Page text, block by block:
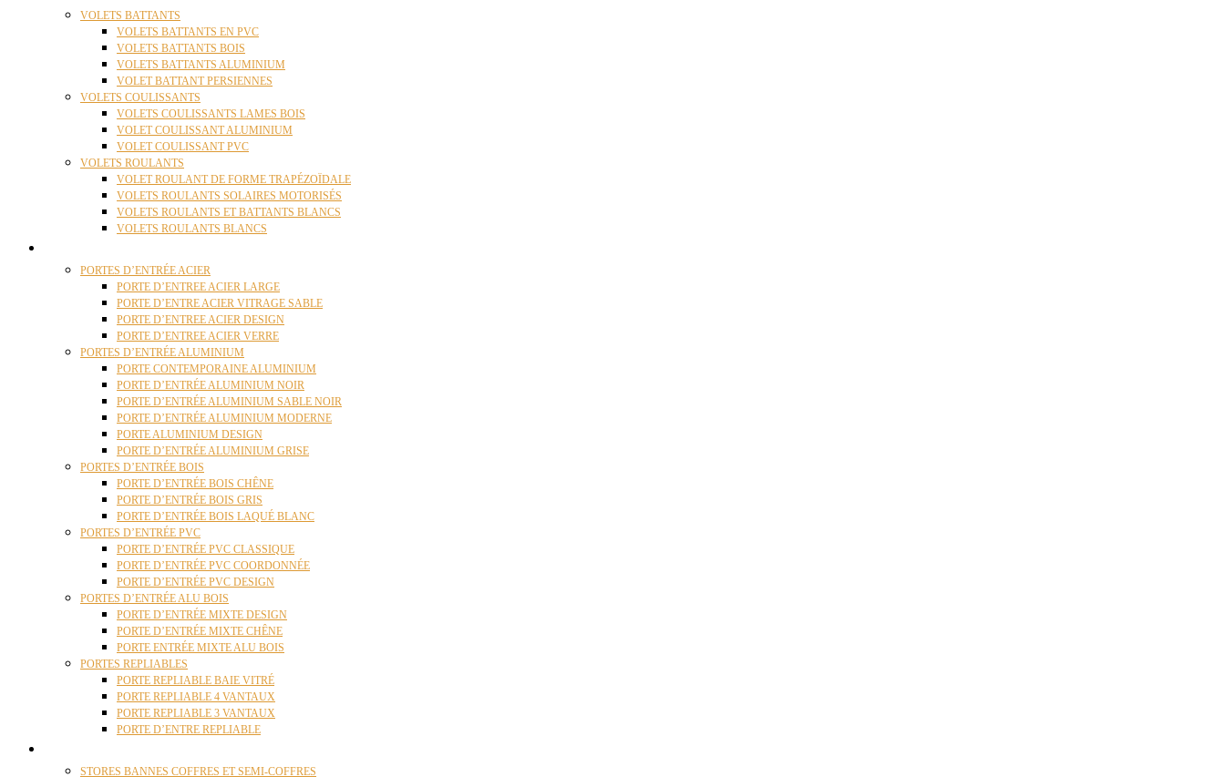
VOLETS BATTANTS
VOLETS BATTANTS EN PVC
VOLETS BATTANTS BOIS
VOLETS BATTANTS ALUMINIUM
VOLET BATTANT PERSIENNES
VOLETS COULISSANTS
VOLETS COULISSANTS LAMES BOIS
VOLET COULISSANT ALUMINIUM
VOLET COULISSANT PVC
VOLETS ROULANTS
VOLET ROULANT DE FORME TRAPÉZOÏDALE
VOLETS ROULANTS SOLAIRES MOTORISÉS
VOLETS ROULANTS ET BATTANTS BLANCS
VOLETS ROULANTS BLANCS
PORTES D’ENTRÉE ACIER
PORTE D’ENTREE ACIER LARGE
PORTE D’ENTRE ACIER VITRAGE SABLE
PORTE D’ENTREE ACIER DESIGN
PORTE D’ENTREE ACIER VERRE
PORTES D’ENTRÉE ALUMINIUM
PORTE CONTEMPORAINE ALUMINIUM
PORTE D’ENTRÉE ALUMINIUM NOIR
PORTE D’ENTRÉE ALUMINIUM SABLE NOIR
PORTE D’ENTRÉE ALUMINIUM MODERNE
PORTE ALUMINIUM DESIGN
PORTE D’ENTRÉE ALUMINIUM GRISE
PORTES D’ENTRÉE BOIS
PORTE D’ENTRÉE BOIS CHÊNE
PORTE D’ENTRÉE BOIS GRIS
PORTE D’ENTRÉE BOIS LAQUÉ BLANC
PORTES D’ENTRÉE PVC
PORTE D’ENTRÉE PVC CLASSIQUE
PORTE D’ENTRÉE PVC COORDONNÉE
PORTE D’ENTRÉE PVC DESIGN
PORTES D’ENTRÉE ALU BOIS
PORTE D’ENTRÉE MIXTE DESIGN
PORTE D’ENTRÉE MIXTE CHÊNE
PORTE ENTRÉE MIXTE ALU BOIS
PORTES REPLIABLES
PORTE REPLIABLE BAIE VITRÉ
PORTE REPLIABLE 4 VANTAUX
PORTE REPLIABLE 3 VANTAUX
PORTE D’ENTRE REPLIABLE
STORES BANNES COFFRES ET SEMI-COFFRES